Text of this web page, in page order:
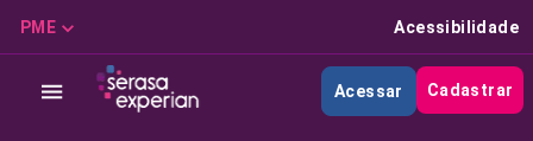
PME Acessibilidade
Acessar Cadastrar